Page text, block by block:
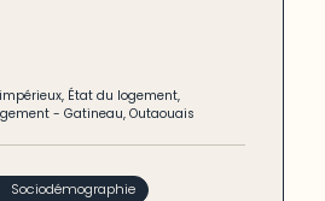
, État du logement,
-Gatineau,Outaouais
Sociodémographie